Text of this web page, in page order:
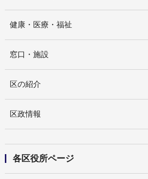
健康・医療・福祉
窓口・施設
区の紹介
区政情報
各区役所ページ